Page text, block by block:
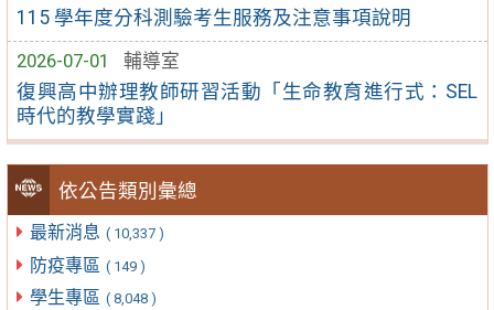
115 學年度分科測驗考生服務及注意事項說明
2026-07-01
輔導室
復興高中辦理教師研習活動「生命教育進行式：SEL
時代的教學實踐」
依公告類別彙總
最新消息 ( 10,337 )
防疫專區 ( 149 )
學生專區 ( 8,048 )